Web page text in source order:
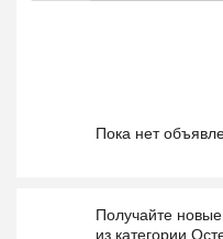
Пока нет
Получайте
из категории